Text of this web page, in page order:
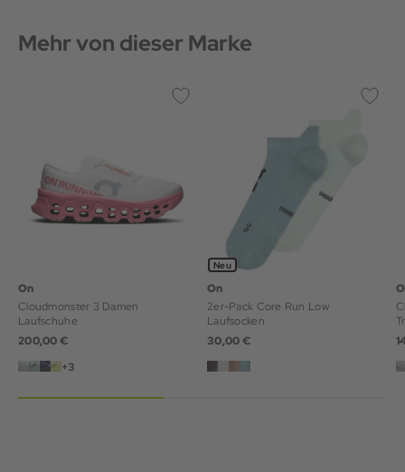
Mehr von dieser Marke
On
Cloudmonster 3 Damen
Laufschuhe
200,00 €
+3
Neu
On
2er-Pack Core Run Low
Laufsocken
30,00 €